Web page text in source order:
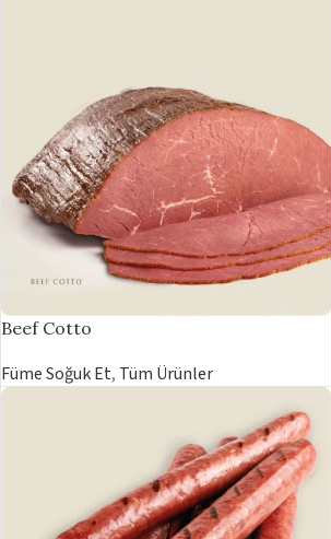
Beef Cotto
Füme Soğuk Et, Tüm Ürünler